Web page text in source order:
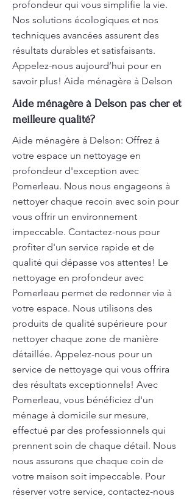
profondeur qui vous simplifie la vie.
Nos solutions écologiques et nos
techniques avancées assurent des
résultats durables et satisfaisants.
Appelez-nous aujourd’hui pour en
savoir plus! Aide ménagère à Delson
Aide ménagère à Delson pas cher et
meilleure qualité?
Aide ménagère à Delson: Offrez à
votre espace un nettoyage en
profondeur d'exception avec
Pomerleau. Nous nous engageons à
nettoyer chaque recoin avec soin pour
vous offrir un environnement
impeccable. Contactez-nous pour
profiter d'un service rapide et de
qualité qui dépasse vos attentes! Le
nettoyage en profondeur avec
Pomerleau permet de redonner vie à
votre espace. Nous utilisons des
produits de qualité supérieure pour
nettoyer chaque zone de manière
détaillée. Appelez-nous pour un
service de nettoyage qui vous offrira
des résultats exceptionnels! Avec
Pomerleau, vous bénéficiez d'un
ménage à domicile sur mesure,
effectué par des professionnels qui
prennent soin de chaque détail. Nous
nous assurons que chaque coin de
votre maison soit impeccable. Pour
réserver votre service, contactez-nous